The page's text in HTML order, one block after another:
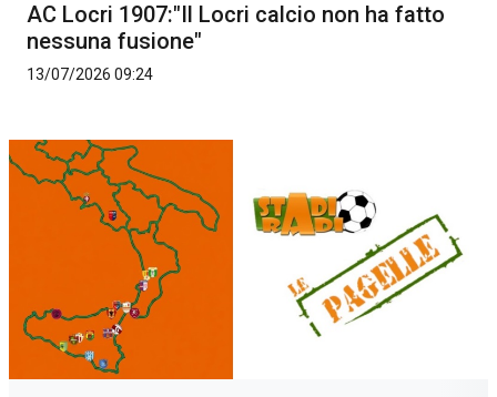
AC Locri 1907:"Il Locri calcio non ha fatto
nessuna fusione"
13/07/2026 09:24